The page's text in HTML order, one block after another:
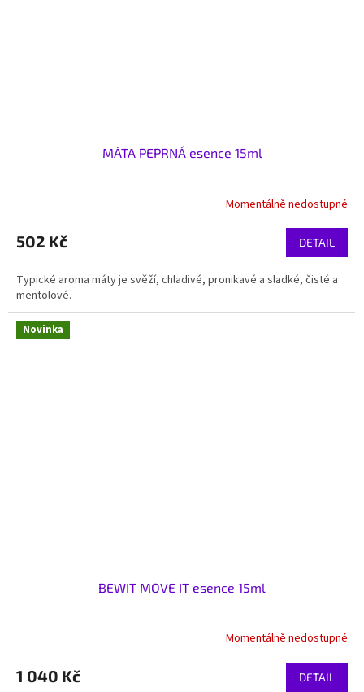
MÁTA PEPRNÁ esence 15ml
Momentálně nedostupné
502 Kč DETAIL
Typické aroma máty je svěží, chladivé, pronikavé a sladké, čisté a
mentolové.
Novinka
BEWIT MOVE IT esence 15ml
Momentálně nedostupné
1 040 Kč DETAIL